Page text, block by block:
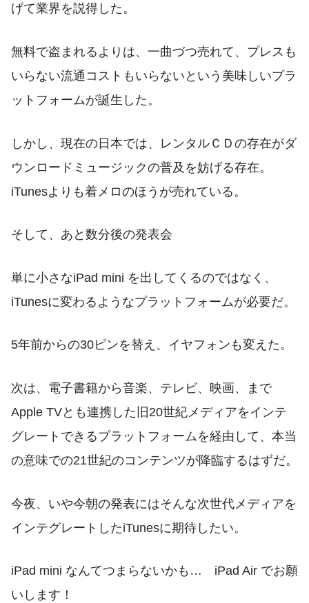
げて業界を説得した。
無料で盗まれるよりは、一曲づつ売れて、プレスも
いらない流通コストもいらないという美味しいプラ
ットフォームが誕生した。
しかし、現在の日本では、レンタルＣＤの存在がダ
ウンロードミュージックの普及を妨げる存在。
iTunesよりも着メロのほうが売れている。
そして、あと数分後の発表会
単に小さなiPad mini を出してくるのではなく、
iTunesに変わるようなプラットフォームが必要だ。
5年前からの30ピンを替え、イヤフォンも変えた。
次は、電子書籍から音楽、テレビ、映画、まで
Apple TVとも連携した旧20世紀メディアをインテ
グレートできるプラットフォームを経由して、本当
の意味での21世紀のコンテンツが降臨するはずだ。
今夜、いや今朝の発表にはそんな次世代メディアを
インテグレートしたiTunesに期待したい。
iPad mini なんてつまらないかも… iPad Air でお願
いします！